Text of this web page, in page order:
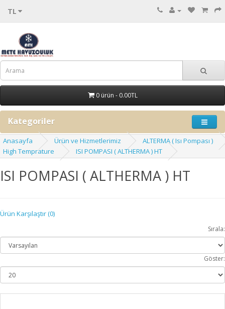
TL
0 ürün - 0.00TL
Kategoriler
Anasayfa Ürün ve Hizmetlerimiz
ALTERMA ( Isı Pompası )
High Temprature
ISI POMPASI ( ALTHERMA ) HT
ISI POMPASI ( ALTHERMA ) HT
Ürün Karşılaştır (0)
Sırala:
Göster: